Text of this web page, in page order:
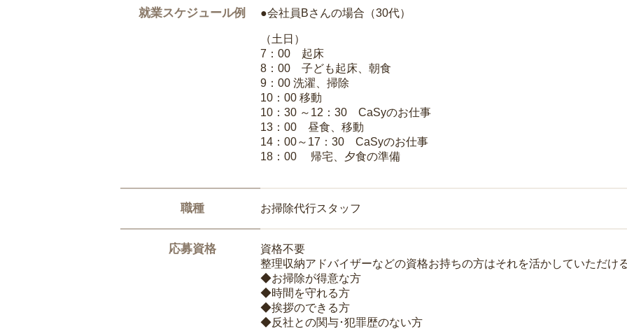
就業スケジュール例 ●会社員Bさんの場合（30代）
（土日）
7：00 起床
8：00 子ども起床、朝食
9：00 洗濯、掃除
10：00 移動
10：30 ～12：30 CaSyのお仕事
13：00 昼食、移動
14：00～17：30 CaSyのお仕事
18：00 帰宅、夕食の準備
職種 お掃除代行スタッフ
応募資格
資格不要
整理収納アドバイザーなどの資格お持ちの方はそれを活かしていただけ
◆お掃除が得意な方
◆時間を守れる方
◆挨拶のできる方
◆反社との関与･犯罪歴のない方